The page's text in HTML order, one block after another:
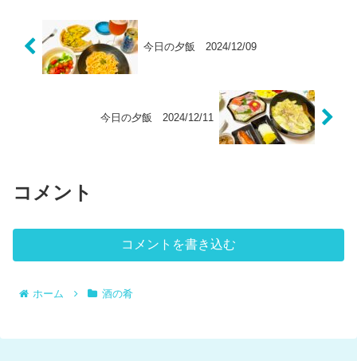
今日の夕飯 2024/12/09
今日の夕飯 2024/12/11
コメント
コメントを書き込む
ホーム 酒の肴